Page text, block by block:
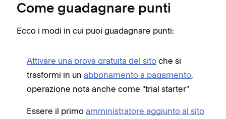
Come guadagnare punti
Ecco i modi in cui puoi guadagnare punti:
Attivare una prova gratuita del sito che si
trasformi in un abbonamento a pagamento,
operazione nota anche come "trial starter"
Essere il primo amministratore aggiunto al sito